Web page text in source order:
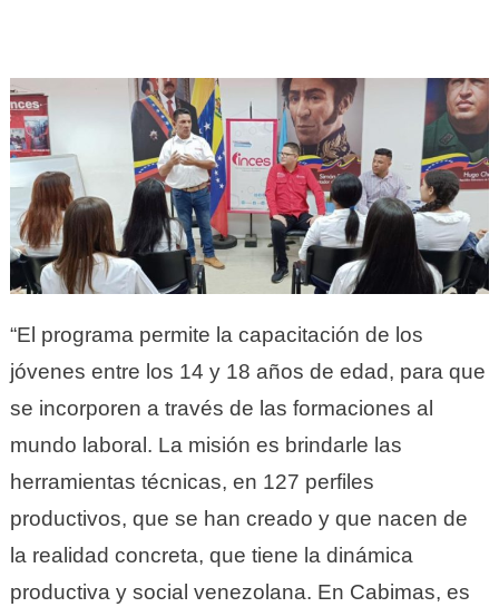
“El programa permite la capacitación de los
jóvenes entre los 14 y 18 años de edad, para que
se incorporen a través de las formaciones al
mundo laboral. La misión es brindarle las
herramientas técnicas, en 127 perfiles
productivos, que se han creado y que nacen de
la realidad concreta, que tiene la dinámica
productiva y social venezolana. En Cabimas, es